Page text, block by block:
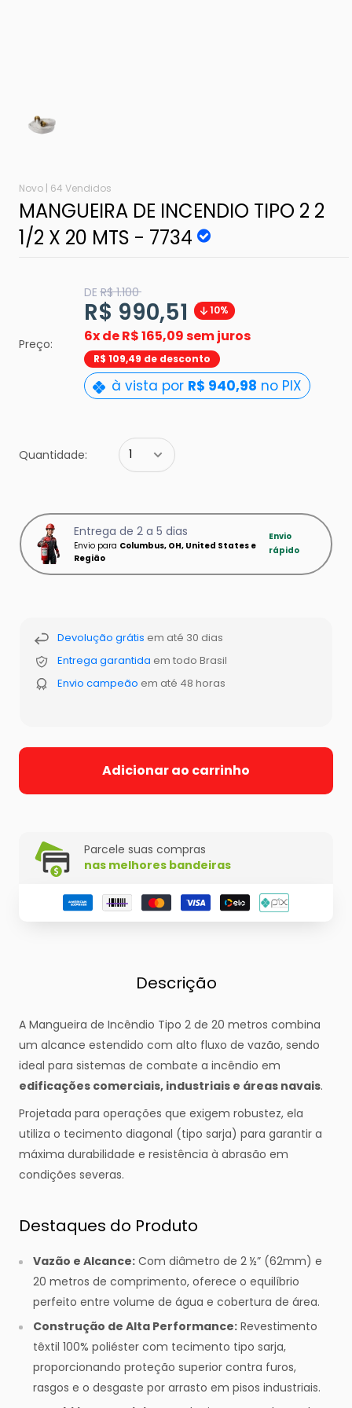
Novo | 64 Vendidos
MANGUEIRA DE INCENDIO TIPO 2 2
1/2 X 20 MTS - 7734
Preço:
DETranslation
missing:
pt-
BR.product.general.regular_price
R$ 1.100
Translation
missing:
pt-
R$ 990,51 10%
6x deR$ 165,09 sem juros
R$ 109,49 de desconto
à vista por R$ 940,98 no PIX
Quantidade:
Entrega de 2 a 5 dias
Envio para Columbus, OH, United States e
Região
Envio
rápido
Devolução grátis em até 30 dias
Entrega garantida em todo Brasil
Envio campeão em até 48 horas
Adicionar ao carrinho
Parcele suas compras
nas melhores bandeiras
Descrição
A Mangueira de Incêndio Tipo 2 de 20 metros combina
um alcance estendido com alto fluxo de vazão, sendo
ideal para sistemas de combate a incêndio em
edificações comerciais, industriais e áreas navais.
Projetada para operações que exigem robustez, ela
utiliza o tecimento diagonal (tipo sarja) para garantir a
máxima durabilidade e resistência à abrasão em
condições severas.
Destaques do Produto
Vazão e Alcance: Com diâmetro de 2 ½” (62mm) e
20 metros de comprimento, oferece o equilíbrio
perfeito entre volume de água e cobertura de área.
Construção de Alta Performance: Revestimento
têxtil 100% poliéster com tecimento tipo sarja,
proporcionando proteção superior contra furos,
rasgos e o desgaste por arrasto em pisos industriais.